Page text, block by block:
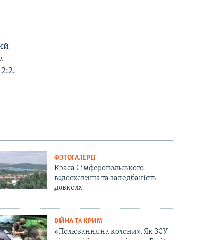
ФОТОГАЛЕРЕЇ
Краса Сімферопольського
водосховища та занедбаність
довкола
ВІЙНА ТА КРИМ
«Полювання на колони». Як ЗСУ